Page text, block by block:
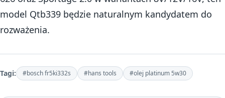
model Qtb339 będzie naturalnym kandydatem do
rozważenia.
Tagi: #bosch fr5ki332s #hans tools #olej platinum 5w30